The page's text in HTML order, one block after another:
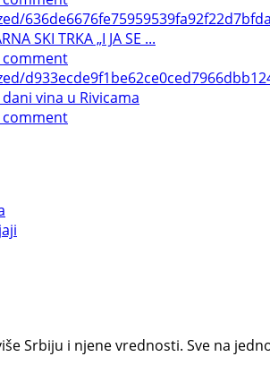
SKI TRKA „I JA SE ...
comment
vina u Rivicama
comment
Srbiju i njene vrednosti. Sve na